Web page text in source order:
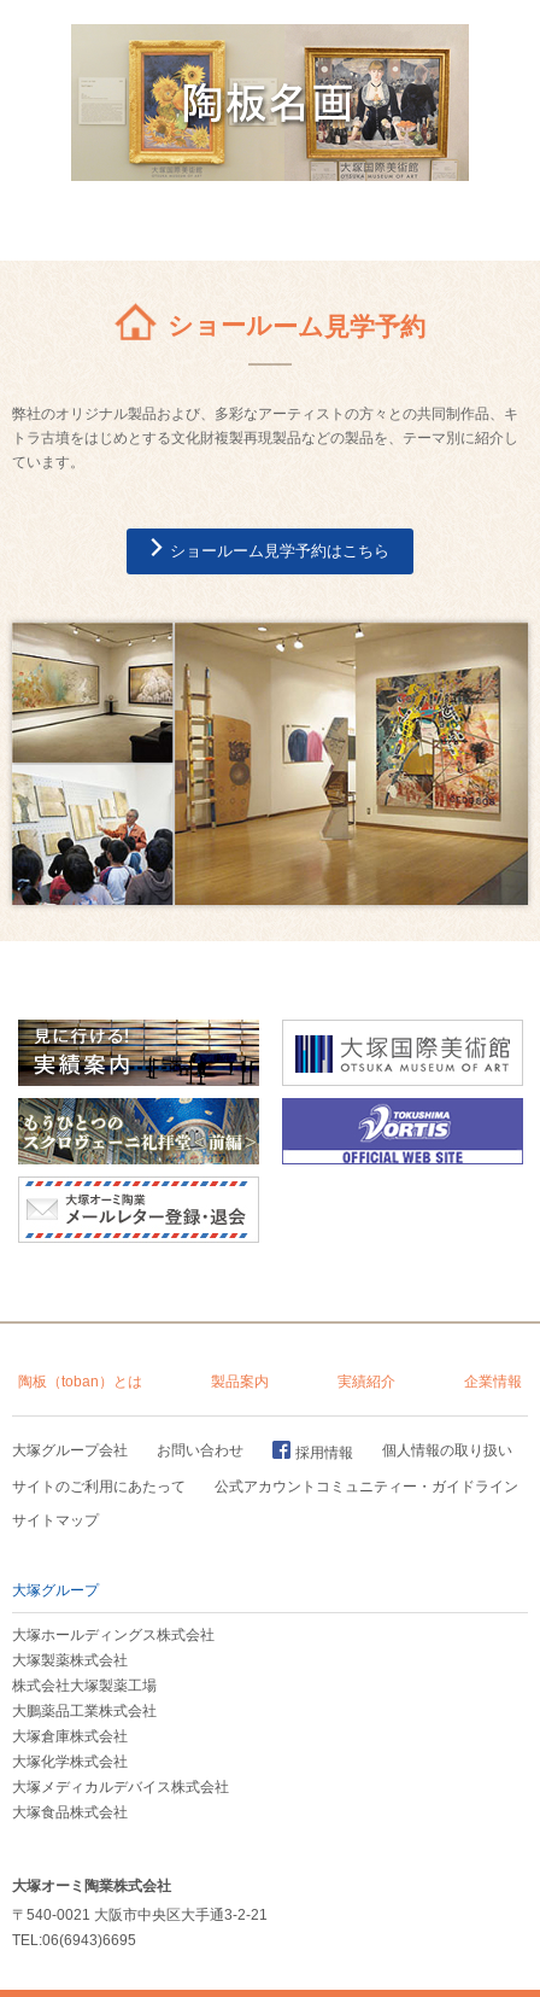
ショールーム見学予約
弊社のオリジナル製品および、多彩なアーティストの方々との共同制作品、キ
トラ古墳をはじめとする文化財複製再現製品などの製品を、テーマ別に紹介し
ています。
ショールーム見学予約はこちら
陶板（toban）とは 製品案内 実績紹介 企業情報
大塚グループ会社 お問い合わせ 採用情報 個人情報の取り扱い
サイトのご利用にあたって
公式アカウントコミュニティー・ガイドライン
サイトマップ
大塚グループ
大塚ホールディングス株式会社
大塚製薬株式会社
株式会社大塚製薬工場
大鵬薬品工業株式会社
大塚倉庫株式会社
大塚化学株式会社
大塚メディカルデバイス株式会社
大塚食品株式会社
大塚オーミ陶業株式会社
〒540-0021 大阪市中央区大手通3-2-21
TEL:06(6943)6695